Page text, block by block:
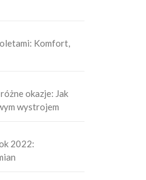
Komfort,
okazje: Jak
wystrojem
2022: